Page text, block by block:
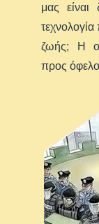
μας είναι
ζωής; Η
προς